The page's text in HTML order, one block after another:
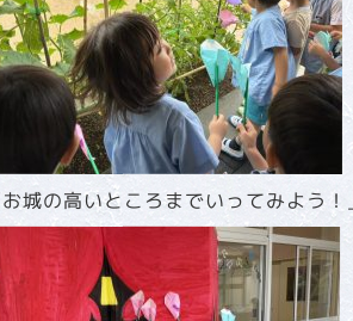
お城の高いところまでいってみよう！